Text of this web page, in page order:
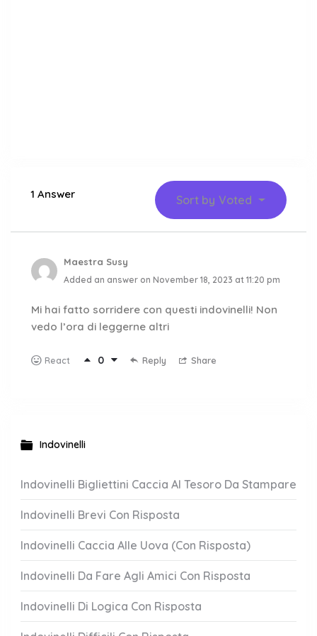
1 Answer Sort by Voted
Maestra Susy
Added an answer on November 18, 2023 at 11:20 pm
Mi hai fatto sorridere con questi indovinelli! Non
vedo l’ora di leggerne altri
React 0 Reply Share
Indovinelli
Indovinelli Bigliettini Caccia Al Tesoro Da Stampare
Indovinelli Brevi Con Risposta
Indovinelli Caccia Alle Uova (Con Risposta)
Indovinelli Da Fare Agli Amici Con Risposta
Indovinelli Di Logica Con Risposta